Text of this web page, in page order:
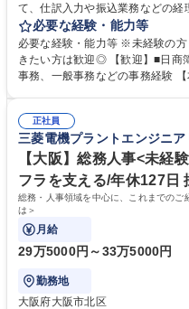
て、仕訳入力や振込業務などの
力・確認業務からスタートし、既
階的に経理知識を身につけていただきます。 【具体的
基づく仕訳入力 ■月末の振込業
メンバーの業務サポート 【将来
想定です。 募集職種 未経験歓迎【経理/みなとみらい】プライム上場/残業
ほぼなし/年休123日
必要な経験・能力等
必要な経験・能力等 ※未経験の
きたい方は歓迎◎ 【歓迎】■日商
事務、一般事務などの事務経験 【本ポジションについて】 本ポジション
当し、3～5年をかけて月次決算・
テップアップできます。また、残
未満のため、無理なく経理として
歴・資格 学歴：大学院 大学 高専
簿記検定1級 日商簿記検定2級
正社員
三菱電機プラントエンジニ
【大阪】総務人事<未経
フラを支える/年休127日
総務・人事領域を中心に、これまでの
は＞
月給
29万5000円～33万5000円
勤務地
大阪府大阪市北区